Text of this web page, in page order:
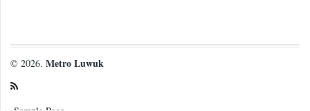
© 2026. Metro Luwuk